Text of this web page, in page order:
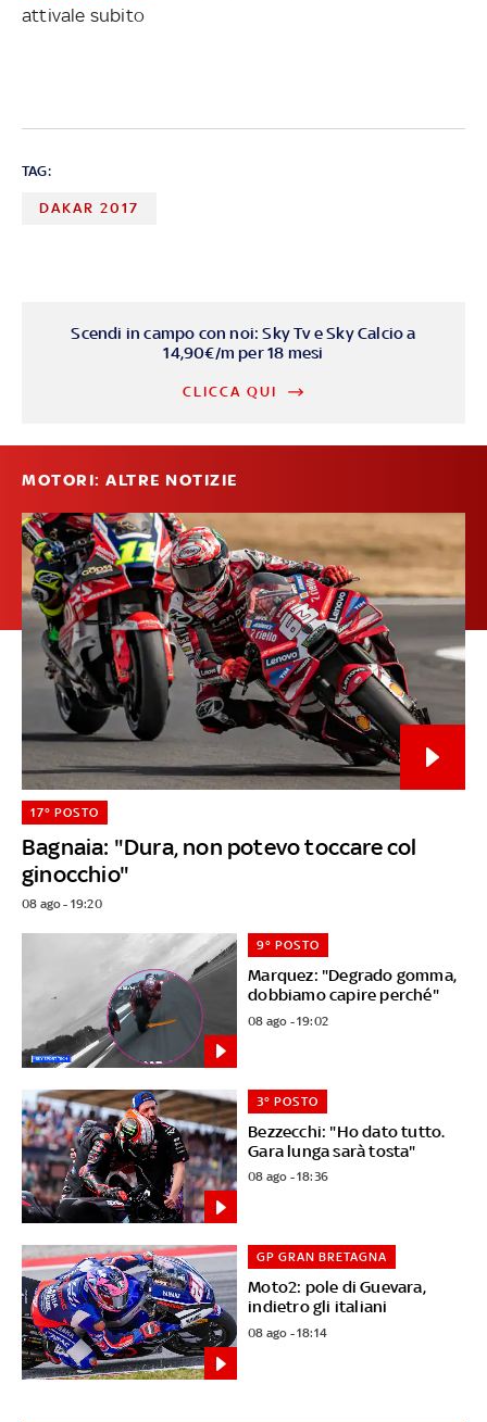
attivale subito
TAG:
DAKAR 2017
Scendi in campo con noi: Sky Tv e Sky Calcio a
14,90€/m per 18 mesi
CLICCA QUI
MOTORI: ALTRE NOTIZIE
Bagnaia: "Dura, non potevo toccare col
ginocchio"
17° POSTO
08 ago - 19:20
Marquez: "Degrado gomma,
dobbiamo capire perché"
9° POSTO
08 ago - 19:02
Bezzecchi: "Ho dato tutto.
Gara lunga sarà tosta"
3° POSTO
08 ago - 18:36
Moto2: pole di Guevara,
indietro gli italiani
GP GRAN BRETAGNA
08 ago - 18:14